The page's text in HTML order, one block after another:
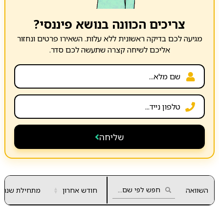
צריכים הכוונה בנושא פיננסי?
מגיעה לכם בדיקה ראשונית ללא עלות. השאירו פרטים ונחזור
אליכם לשיחה קצרה שתעשה לכם סדר.
שליחה
השוואה חודש אחרון ▲
▼ מתחילת שנה